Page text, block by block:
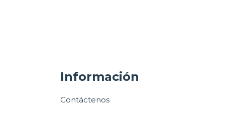
Información
Contáctenos